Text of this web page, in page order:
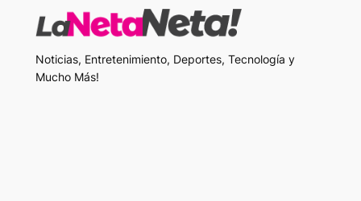
Noticias, Entretenimiento, Deportes, Tecnología y
Mucho Más!